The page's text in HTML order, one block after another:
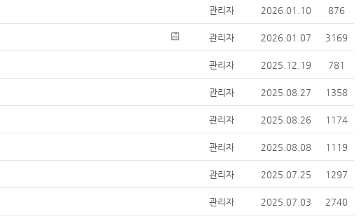
관리자 2026.01.10 876
관리자 2026.01.07 3169
관리자 2025.12.19 781
관리자 2025.08.27 1358
관리자 2025.08.26 1174
관리자 2025.08.08 1119
관리자 2025.07.25 1297
관리자 2025.07.03 2740